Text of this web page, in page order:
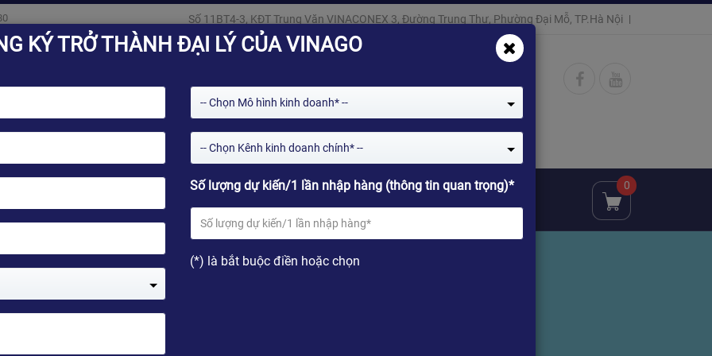
Số 11BT4-3, KĐT Trung Văn VINACONEX 3, Đường Trung Thư, Phường Đại Mỗ, TP.Hà Nội
0
KÝ TRỞ THÀNH ĐẠI LÝ CỦA VINAGO
-- Chọn Mô hình kinh doanh* --
-- Chọn Kênh kinh doanh chính* --
Số lượng dự kiến/1 lần nhập hàng (thông tin quan trọng)*
(*) là bắt buộc điền hoặc chọn